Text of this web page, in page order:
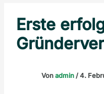
Erste
Vonadmin /4.